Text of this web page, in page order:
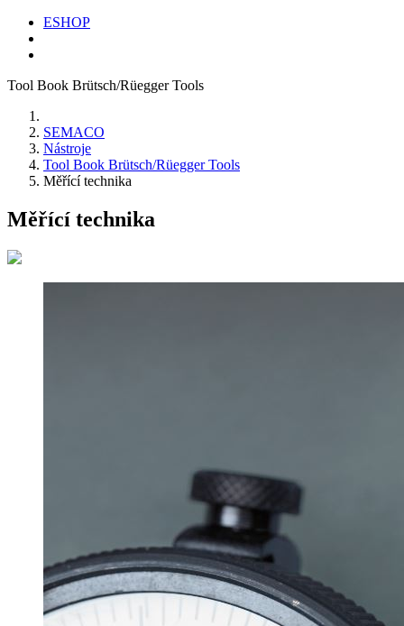
ESHOP
Tool Book Brütsch/Rüegger Tools
SEMACO
Nástroje
Tool Book Brütsch/Rüegger Tools
Měřící technika
Měřící technika